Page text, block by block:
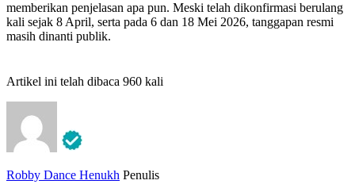
memberikan penjelasan apa pun. Meski telah dikonfirmasi berulang
kali sejak 8 April, serta pada 6 dan 18 Mei 2026, tanggapan resmi
masih dinanti publik.
Artikel ini telah dibaca 960 kali
Robby Dance Henukh Penulis